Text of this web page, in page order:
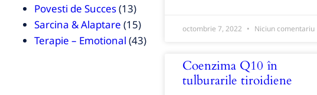
Povesti de Succes(13)
Sarcina & Alaptare (15)
Terapie – Emotional (43)
octombrie 7, 2022 Niciun comentariu
Coenzima Q10 în
tulburarile tiroidiene